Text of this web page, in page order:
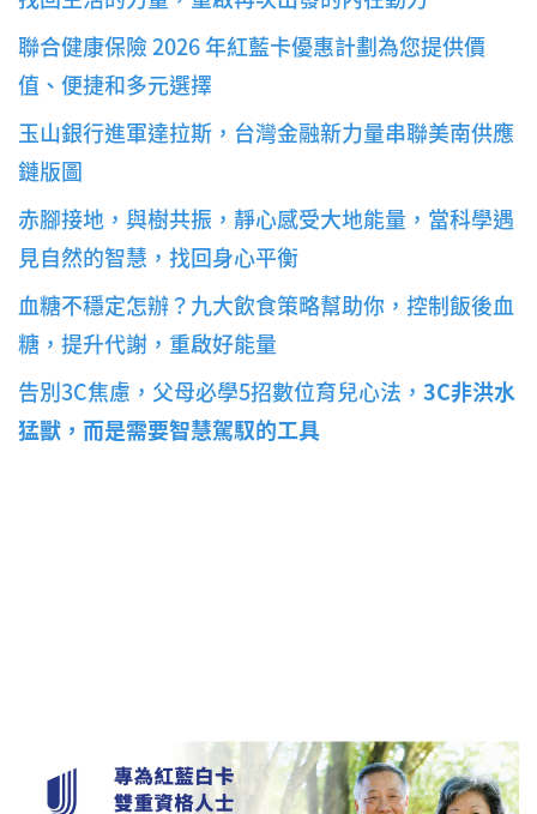
聯合健康保險 2026 年紅藍卡優惠計劃為您提供價
值、便捷和多元選擇
玉山銀行進軍達拉斯，台灣金融新力量串聯美南供應
鏈版圖
赤腳接地，與樹共振，靜心感受大地能量，當科學遇
見自然的智慧，找回身心平衡
血糖不穩定怎辦？九大飲食策略幫助你，控制飯後血
糖，提升代謝，重啟好能量
告別3C焦慮，父母必學5招數位育兒心法， 3C非洪水
猛獸，而是需要智慧駕馭的工具